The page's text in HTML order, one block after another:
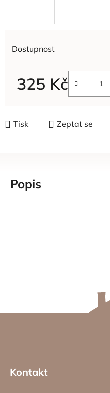
Dostupnost
325 Kč
Tisk Zeptat se
Popis
Kontakt